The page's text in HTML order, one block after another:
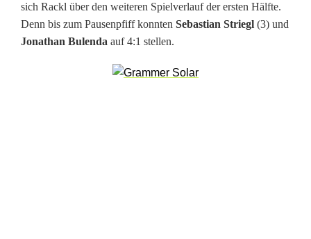
e
l
sich Rackl über den weiteren Spielverlauf der ersten Hälfte.
Denn bis zum Pausenpfiff konnten Sebastian Striegl (3) und
Jonathan Bulenda auf 4:1 stellen.